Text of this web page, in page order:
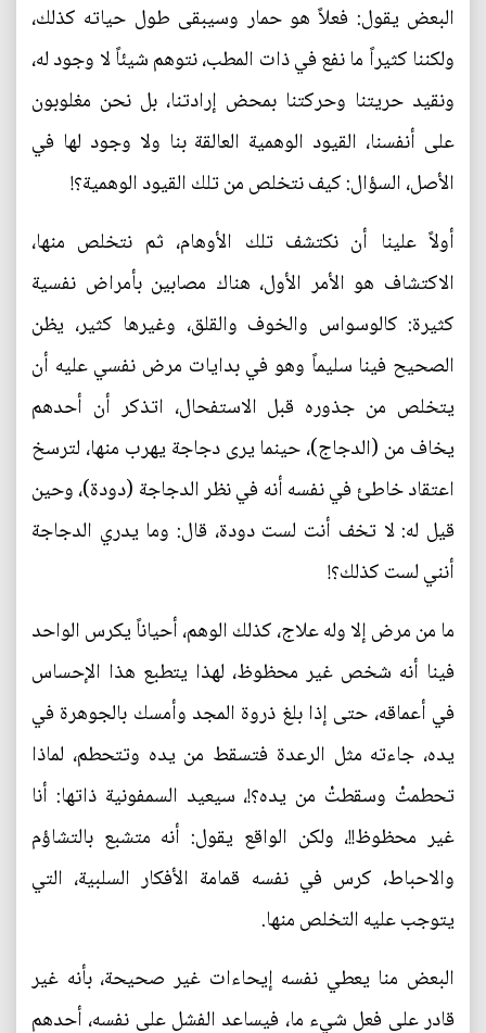
البعض يقول: فعلاً هو حمار وسيبقى طول حياته كذلك،
ولكننا كثيراً ما نفع في ذات المطب، نتوهم شيئاً لا وجود له،
ونقيد حريتنا وحركتنا بمحض إرادتنا، بل نحن مغلوبون
على أنفسنا، القيود الوهمية العالقة بنا ولا وجود لها في
الأصل، السؤال: كيف نتخلص من تلك القيود الوهمية؟!
أولاً علينا أن نكتشف تلك الأوهام، ثم نتخلص منها،
الاكتشاف هو الأمر الأول، هناك مصابين بأمراض نفسية
كثيرة: كالوسواس والخوف والقلق، وغيرها كثير، يظن
الصحيح فينا سليماً وهو في بدايات مرض نفسي عليه أن
يتخلص من جذوره قبل الاستفحال، اتذكر أن أحدهم
يخاف من (الدجاج)، حينما يرى دجاجة يهرب منها، لترسخ
اعتقاد خاطئ في نفسه أنه في نظر الدجاجة (دودة)، وحين
قيل له: لا تخف أنت لست دودة، قال: وما يدري الدجاجة
أنني لست كذلك؟!
ما من مرض إلا وله علاج، كذلك الوهم، أحياناً يكرس الواحد
فينا أنه شخص غير محظوظ، لهذا يتطبع هذا الإحساس
في أعماقه، حتى إذا بلغ ذروة المجد وأمسك بالجوهرة في
يده، جاءته مثل الرعدة فتسقط من يده وتتحطم، لماذا
تحطمتْ وسقطتْ من يده؟!، سيعيد السمفونية ذاتها: أنا
غير محظوظ!!، ولكن الواقع يقول: أنه متشبع بالتشاؤم
والاحباط، كرس في نفسه قمامة الأفكار السلبية، التي
يتوجب عليه التخلص منها.
البعض منا يعطي نفسه إيحاءات غير صحيحة، بأنه غير
قادر على فعل شيء ما، فيساعد الفشل على نفسه، أحدهم